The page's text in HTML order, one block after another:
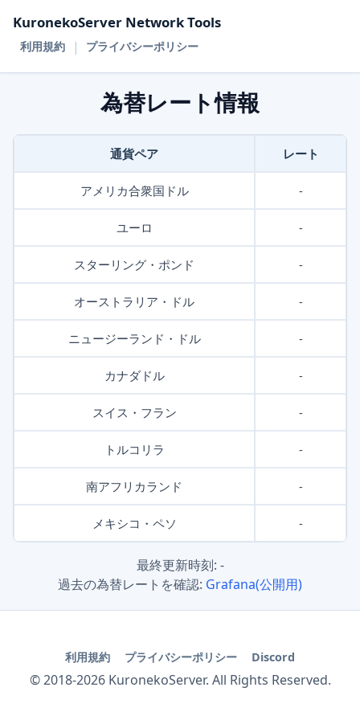
KuronekoServer Network Tools
利用規約 | プライバシーポリシー
為替レート情報
通貨ペア レート
アメリカ合衆国ドル -
ユーロ -
スターリング・ポンド -
オーストラリア・ドル -
ニュージーランド・ドル -
カナダドル -
スイス・フラン -
トルコリラ -
南アフリカランド -
メキシコ・ペソ -
最終更新時刻: -
過去の為替レートを確認: Grafana(公開用)
利用規約 プライバシーポリシー Discord
© 2018-2026KuronekoServer. All Rights Reserved.